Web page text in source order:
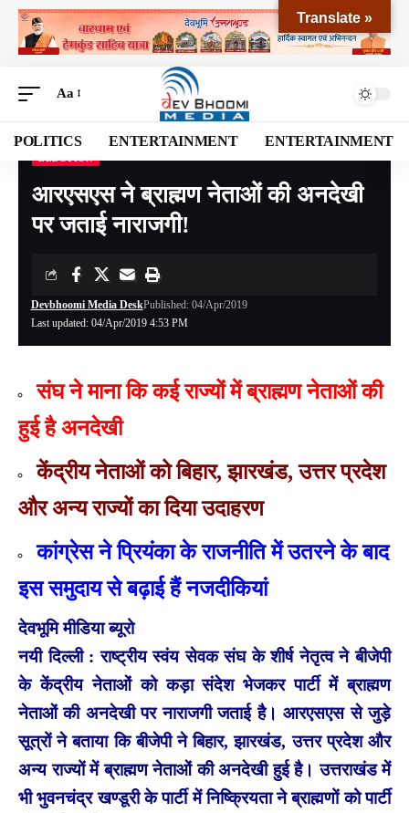
Aa
POLITICS ENTERTAINMENT ENTERTAINMENT
Devbhoomi Media>Blog>NATIONAL >UTTARAKHAND >ELECTION>
आरएसएस ने ब्राह्मण नेताओं की अनदेखी
पर जताई नाराजगी!
Last updated: 04/Apr/2019 4:53 PM
Devbhoomi Media DeskPublished: 04/Apr/2019
संघ ने माना कि कई राज्यों में ब्राह्मण नेताओं की
हुई है अनदेखी
केंद्रीय नेताओं को बिहार, झारखंड, उत्तर प्रदेश
और अन्य राज्यों का दिया उदाहरण
कांग्रेस ने प्रियंका के राजनीति में उतरने के बाद
इस समुदाय से बढ़ाई हैं नजदीकियां
देवभूमि मीडिया ब्यूरो
नयी दिल्ली : राष्ट्रीय स्वंय सेवक संघ के शीर्ष नेतृत्व ने बीजेपी
के केंद्रीय नेताओं को कड़ा संदेश भेजकर पार्टी में ब्राह्मण
नेताओं की अनदेखी पर नाराजगी जताई है। आरएसएस से जुड़े
सूत्रों ने बताया कि बीजेपी ने बिहार, झारखंड, उत्तर प्रदेश और
अन्य राज्यों में ब्राह्मण नेताओं की अनदेखी हुई है। उत्तराखंड में
भी भुवनचंद्र खण्डूरी के पार्टी में निष्क्रियता ने ब्राह्मणों को पार्टी
Translate »